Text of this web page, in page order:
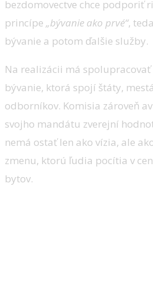
bezdomovectve chce podporiť
princípe „bývanie ako prvé“,
bývanie a potom ďalšie služby.
Na realizácii má
bývanie, ktorá spojí štáty,
odborníkov. Komisia zároveň
svojho mandátu zverejní
nemá ostať len ako vízia, ale
zmenu, ktorú ľudia pocítia v
bytov.